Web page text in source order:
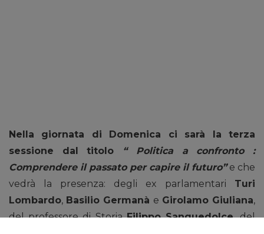
Nella giornata di Domenica ci sarà la terza
sessione dal titolo “ Politica a confronto :
Comprendere il passato per capire il futuro”e che
vedrà la presenza: degli ex parlamentari Turi
Lombardo, Basilio Germanà e Girolamo Giuliana,
del professore di StoriaFilippo Sanguedolce,del